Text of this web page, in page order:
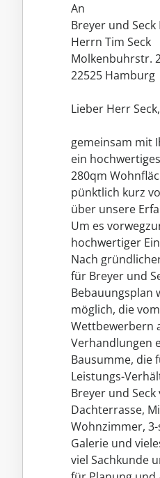
An
Breyer und Seck
Herrn Tim Seck
Molkenbuhrstr.
22525 Hamburg
Lieber Herr Seck,
gemeinsam mit
ein
280qm
pünktlich kurz
über unsere
Um es
hochwertiger
Nach
für Breyer und
Bebauungsplan
möglich, die
Wettbewerbern
Verhandlungen
Bausumme, die
Leistungs-
Breyer und
Dachterrasse,
Wohnzimmer,
Galerie und
viel Sachkunde